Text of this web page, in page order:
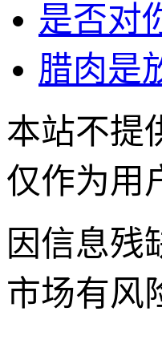
是否对
腊肉是
本站不提
仅作为用
因信息残
市场有风